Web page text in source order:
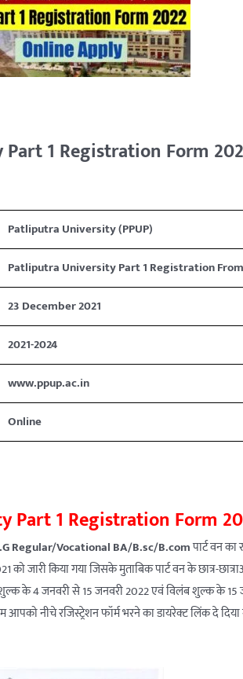
1 Registration Form
Patliputra University (PPUP)
Patliputra University Part 1 Registration
23 December 2021
2021-2024
www.ppup.ac.in
Online
Part 1 Registration Form
Regular/Vocational BA/B.sc/B.comपार्ट वन का
जारी किया गया जिसके मुताबिक पार्ट वन के छात्र-
के 4 जनवरी से 15 जनवरी 2022 एवं विलंब शुल्क के 15
आपको नीचे रजिस्ट्रेशन फॉर्म भरने का डायरेक्ट लिंक दे